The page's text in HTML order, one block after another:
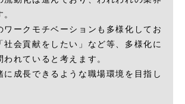
ワークモチベーションも多様化してお
社会貢献をしたい」など等、多様化に
れていると考えます。
成長できるような職場環境を目指し